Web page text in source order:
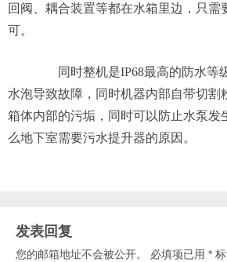
回阀、耦合装置等都在水箱里边，只需
可。
同时整机是IP68最高的防水等
水泡导致故障，同时机器内部自带切割
箱体内部的污垢，同时可以防止水泵发
么地下室需要污水提升器的原因。
发表回复
您的邮箱地址不会被公开。 必填项已用 *